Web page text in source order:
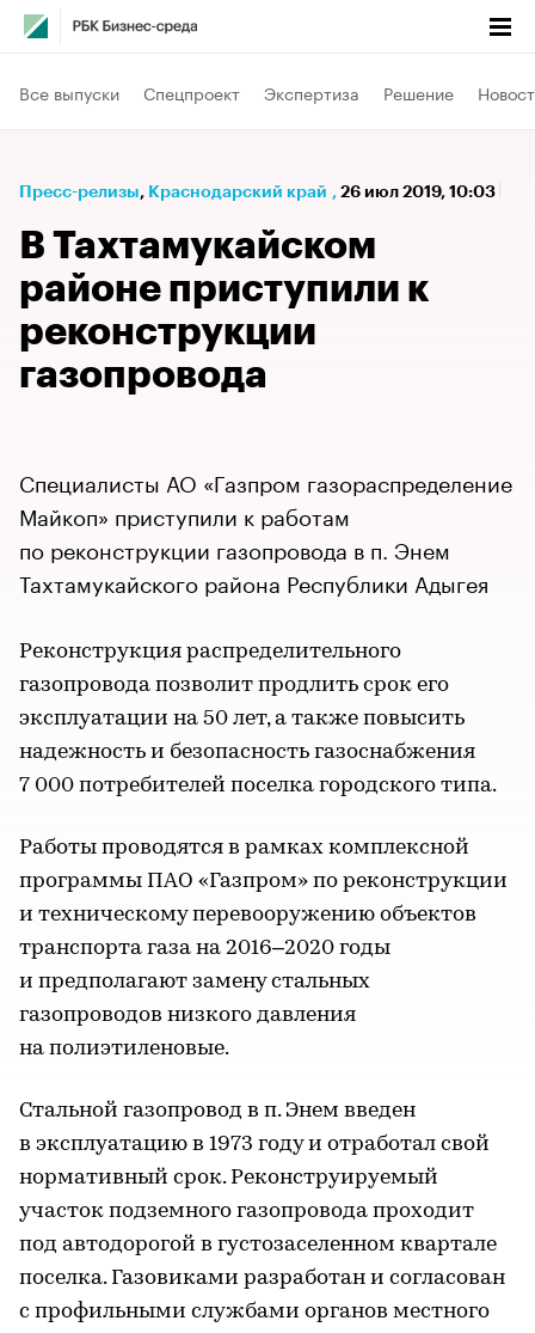
Все выпуски Спецпроект Экспертиза Решение
Пресс-релизы⁠, Краснодарский край , 26 июл 2019, 10:03
В Тахтамукайском
районе приступили к
реконструкции
газопровода
Специалисты АО «Газпром газораспределение
Майкоп» приступили к работам
по реконструкции газопровода в п. Энем
Тахтамукайского района Республики Адыгея
Реконструкция распределительного
газопровода позволит продлить срок его
эксплуатации на 50 лет, а также повысить
надежность и безопасность газоснабжения
7 000 потребителей поселка городского типа.
Работы проводятся в рамках комплексной
программы ПАО «Газпром» по реконструкции
и техническому перевооружению объектов
транспорта газа на 2016–2020 годы
и предполагают замену стальных
газопроводов низкого давления
на полиэтиленовые.
Стальной газопровод в п. Энем введен
в эксплуатацию в 1973 году и отработал свой
нормативный срок. Реконструируемый
участок подземного газопровода проходит
под автодорогой в густозаселенном квартале
поселка. Газовиками разработан и согласован
с профильными службами органов местного